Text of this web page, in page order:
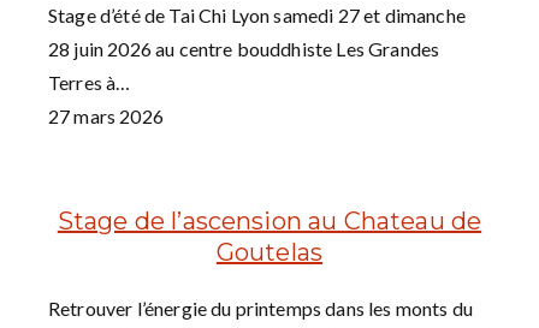
Stage d’été de Tai Chi Lyon samedi 27 et dimanche
28 juin 2026 au centre bouddhiste Les Grandes
Terres à…
27 mars 2026
Stage de l’ascension au Chateau de
Goutelas
Retrouver l’énergie du printemps dans les monts du